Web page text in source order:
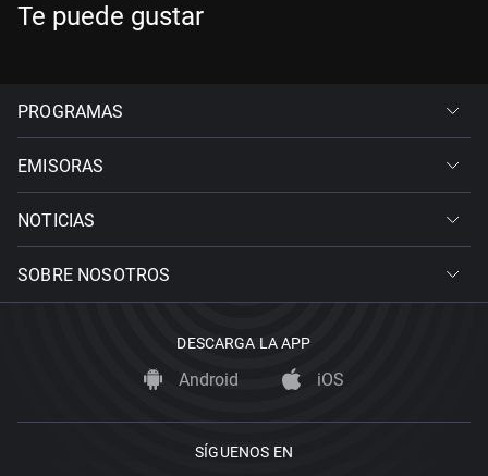
Te puede gustar
PROGRAMAS
EMISORAS
NOTICIAS
SOBRE NOSOTROS
DESCARGA LA APP
Android iOS
SÍGUENOS EN